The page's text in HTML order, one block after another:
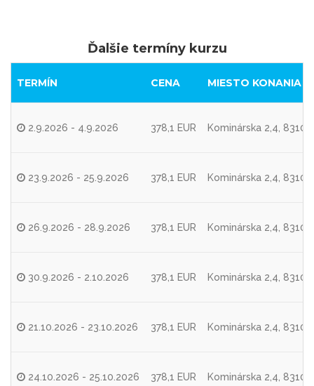
Ďalšie termíny kurzu
TERMÍN CENA MIESTO KONANIA
2.9.2026 - 4.9.2026 378,1 EUR Kominárska 2,4,
23.9.2026 - 25.9.2026 378,1 EUR Kominárska 2,4,
26.9.2026 - 28.9.2026 378,1 EUR Kominárska 2,4,
30.9.2026 - 2.10.2026 378,1 EUR Kominárska 2,4,
21.10.2026 - 23.10.2026 378,1 EUR Kominárska 2,4,
24.10.2026 - 25.10.2026 378,1 EUR Kominárska 2,4,